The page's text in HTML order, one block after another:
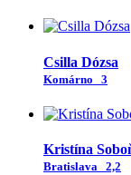
Csilla Dózsa
Komárno 3
Kristína
Bratislava 2,2